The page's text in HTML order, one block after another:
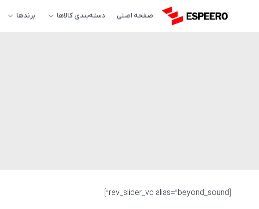
صفحه اصلی دسته‌بندی کالاها برندها